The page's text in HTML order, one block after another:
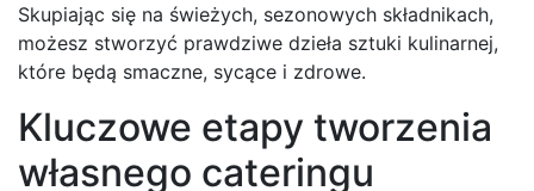
Skupiając się na świeżych, sezonowych składnikach,
możesz stworzyć prawdziwe dzieła sztuki kulinarnej,
które będą smaczne, sycące i zdrowe.
Kluczowe etapy tworzenia
własnego cateringu